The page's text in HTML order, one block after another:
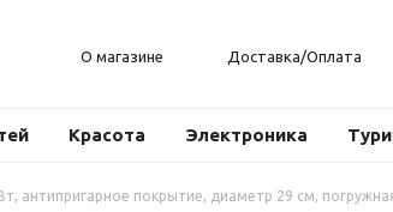
О магазине Доставка/Оплата
Красота Электроника
антипригарное покрытие, диаметр 29 см,